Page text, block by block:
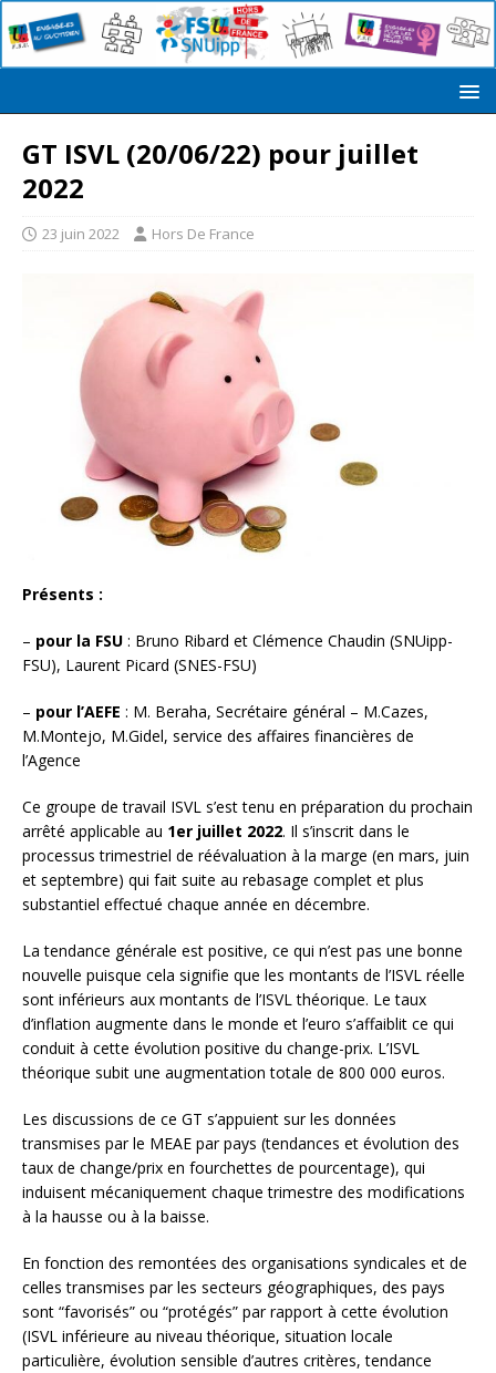
GT ISVL (20/06/22) pour juillet
2022
23 juin 2022 Hors De France
Présents :
– pour la FSU : Bruno Ribard et Clémence Chaudin (SNUipp-
FSU), Laurent Picard (SNES-FSU)
– pour l’AEFE : M. Beraha, Secrétaire général – M.Cazes,
M.Montejo, M.Gidel, service des affaires financières de
l’Agence
Ce groupe de travail ISVL s’est tenu en préparation du prochain
arrêté applicable au 1er juillet 2022. Il s’inscrit dans le
processus trimestriel de réévaluation à la marge (en mars, juin
et septembre) qui fait suite au rebasage complet et plus
substantiel effectué chaque année en décembre.
La tendance générale est positive, ce qui n’est pas une bonne
nouvelle puisque cela signifie que les montants de l’ISVL réelle
sont inférieurs aux montants de l’ISVL théorique. Le taux
d’inflation augmente dans le monde et l’euro s’affaiblit ce qui
conduit à cette évolution positive du change-prix. L’ISVL
théorique subit une augmentation totale de 800 000 euros.
Les discussions de ce GT s’appuient sur les données
transmises par le MEAE par pays (tendances et évolution des
taux de change/prix en fourchettes de pourcentage), qui
induisent mécaniquement chaque trimestre des modifications
à la hausse ou à la baisse.
En fonction des remontées des organisations syndicales et de
celles transmises par les secteurs géographiques, des pays
sont “favorisés” ou “protégés” par rapport à cette évolution
(ISVL inférieure au niveau théorique, situation locale
particulière, évolution sensible d’autres critères, tendance